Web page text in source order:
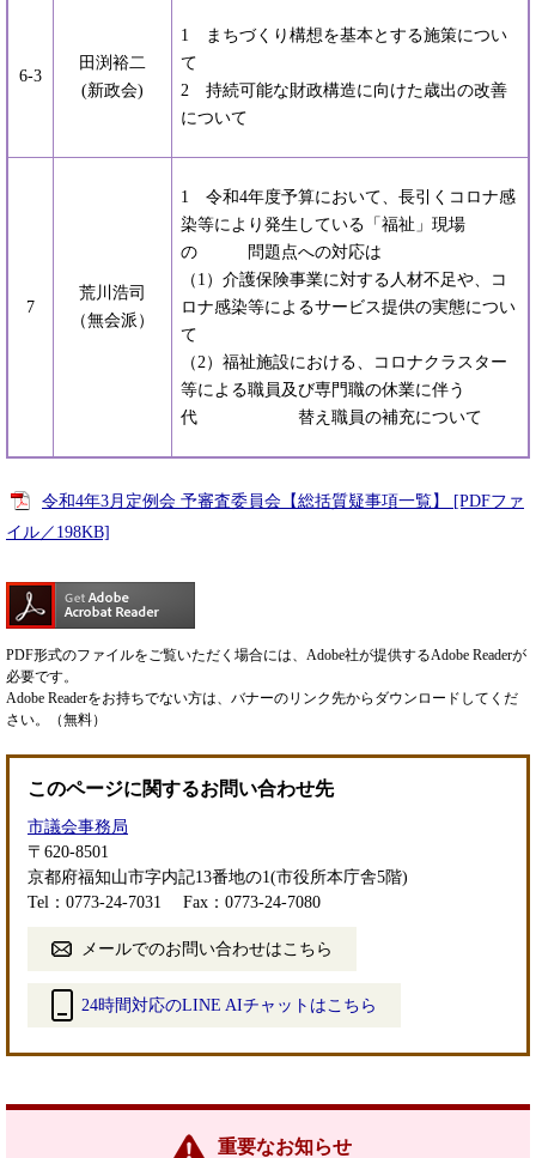
6-3
田渕裕二
(新政会)
1 まちづくり構想を基本とする施策につい
て
2 持続可能な財政構造に向けた歳出の改善
について
7
荒川浩司
（無会派）
1 令和4年度予算において、長引くコロナ感
染等により発生している「福祉」現場
の 問題点への対応は
（1）介護保険事業に対する人材不足や、コ
ロナ感染等によるサービス提供の実態につい
て
（2）福祉施設における、コロナクラスター
等による職員及び専門職の休業に伴う
代 替え職員の補充について
令和4年3月定例会 予審査委員会【総括質疑事項一覧】 [PDFファ
イル／198KB]
PDF形式のファイルをご覧いただく場合には、Adobe社が提供するAdobe Readerが
必要です。
Adobe Readerをお持ちでない方は、バナーのリンク先からダウンロードしてくだ
さい。（無料）
このページに関するお問い合わせ先
市議会事務局
〒620-8501
京都府福知山市字内記13番地の1(市役所本庁舎5階)
Tel：0773-24-7031
Fax：0773-24-7080
メールでのお問い合わせはこちら
24時間対応のLINE AIチャットはこちら
リ
重要なお知らせ